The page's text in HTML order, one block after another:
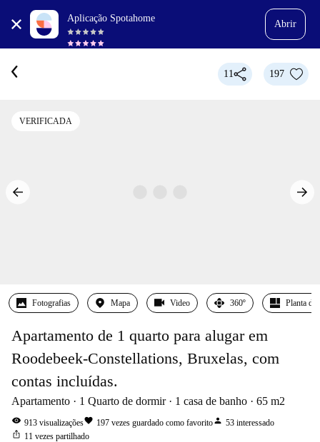
Aplicação Spotahome
Abrir
11 197
VERIFICADA
Fotografias Mapa Video 360º Planta
Apartamento de 1 quarto para alugar em
Roodebeek-Constellations, Bruxelas, com
contas incluídas.
Apartamento 1 Quarto de dormir 1 casa de banho 65 m2
visibility 913 visualizaçõesfavorite 197 vezes guardado como favoritoperson 53 interessado
ios_share 11 vezes partilhado